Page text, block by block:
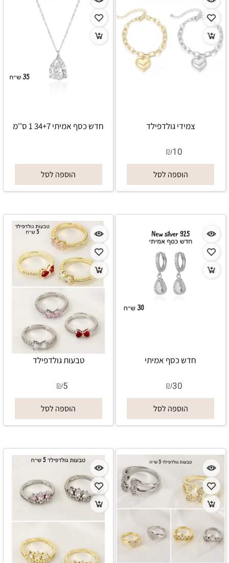
צמידי גולדפילד
₪10
הוספה לסל
חדש כסף אמיתי 34+7 1 ס''מ
הוספה לסל
חדש כסף אמיתי
₪30
הוספה לסל
טבעות גולדפילד
₪5
הוספה לסל